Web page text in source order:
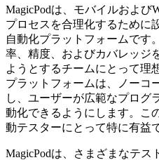
MagicPodは、モバイルおよび
プロセスを合理化するために
自動化プラットフォームです
率、精度、およびカバレッジ
ようとするチームにとって理
プラットフォームは、ノーコ
し、ユーザーが広範なプログ
動化できるようにします。こ
動テスターに​​とって特に有益
MagicPodは、さまざまなテス